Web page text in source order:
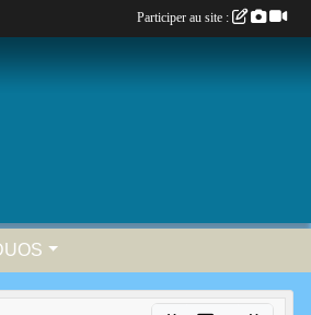
Participer au site :